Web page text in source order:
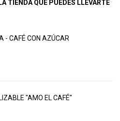
TIENDA QUE PUEDES LLEVARTE
- CAFÉ CON AZÚCAR
"AMO EL CAFÉ"